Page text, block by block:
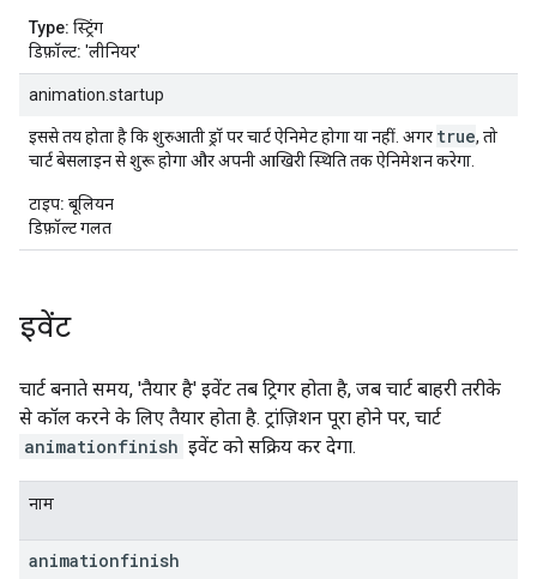
Type: स्ट्रिंग
डिफ़ॉल्ट: 'लीनियर'
animation.startup
इससे तय होता है कि शुरुआती ड्रॉ पर चार्ट ऐनिमेट होगा या नहीं. अगर true, तो
चार्ट बेसलाइन से शुरू होगा और अपनी आखिरी स्थिति तक ऐनिमेशन करेगा.
टाइप: बूलियन
डिफ़ॉल्टगलत
इवेंट
चार्ट बनाते समय, 'तैयार है' इवेंट तब ट्रिगर होता है, जब चार्ट बाहरी तरीके
से कॉल करने के लिए तैयार होता है. ट्रांज़िशन पूरा होने पर, चार्ट
animationfinish इवेंट को सक्रिय कर देगा.
नाम
animationfinish